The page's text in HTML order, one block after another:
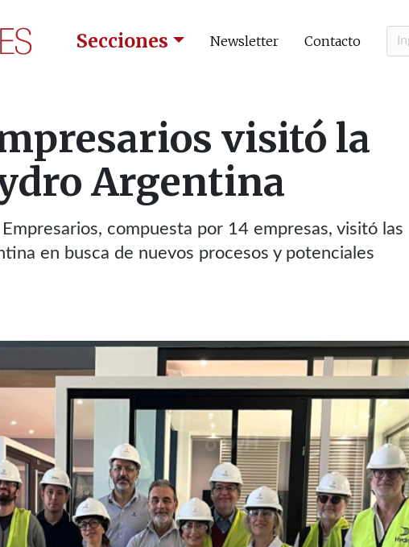
Secciones Newsletter Contacto
visitó la
Argentina
compuesta por 14 empresas, visitó las
en busca de nuevos procesos y potenciales